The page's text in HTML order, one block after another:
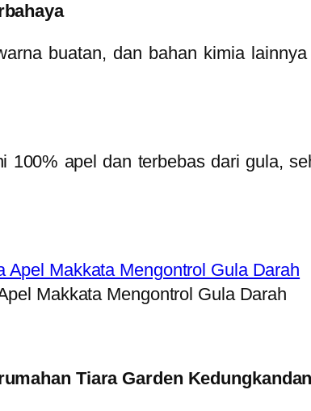
buatan, dan bahan kimia
100% apel dan terbebas dari gula,
Makkata Mengontrol Gula Darah
Tiara Garden